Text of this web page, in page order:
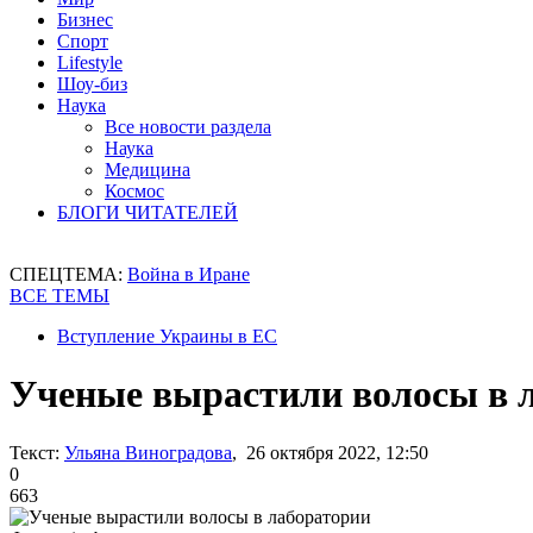
Бизнес
Спорт
Lifestyle
Шоу-биз
Наука
Все новости раздела
Наука
Медицина
Космос
БЛОГИ ЧИТАТЕЛЕЙ
СПЕЦТЕМА: Война в Иране
ВСЕ ТЕМЫ
Вступление Украины в ЕС
Ученые вырастили волосы в
Текст: Ульяна Виноградова, 26 октября 2022, 12:50
0
663